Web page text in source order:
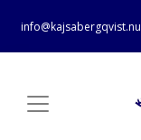
info@kajsabergqvist.nu